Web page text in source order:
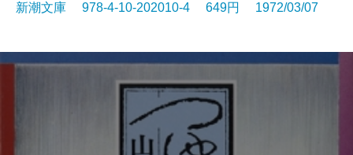
新潮文庫 978-4-10-202010-4 649円 1972/03/07